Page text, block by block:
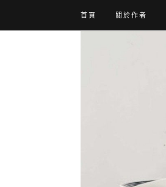
首頁 關於作者